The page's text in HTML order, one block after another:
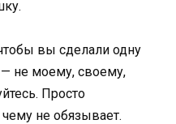
вы сделали одну
не моему, своему,
Просто
не обязывает.